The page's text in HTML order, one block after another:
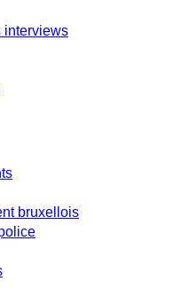
interviews
bruxellois